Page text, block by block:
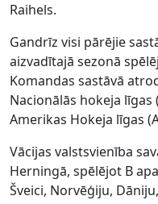
Raihels.
Gandrīz visi pārējie
aizvadītajā sezonā
Komandas sastāvā
Nacionālās hokeja
Amerikas Hokeja līgas
Vācijas valstsvienība
Herningā, spēlējot B
Šveici, Norvēģiju,